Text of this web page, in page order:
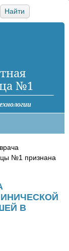
Найти
№1
№1 признана
В